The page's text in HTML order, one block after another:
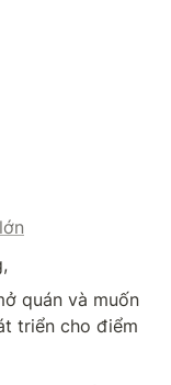
quán và muốn
triển cho điểm